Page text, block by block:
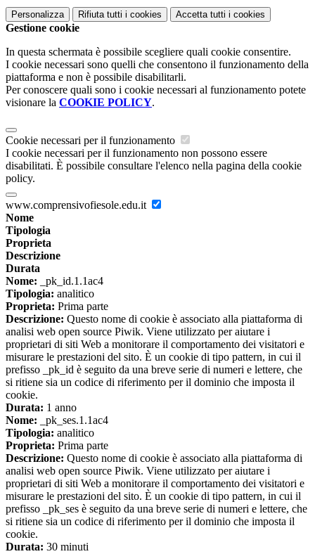
Personalizza Rifiuta tutti i cookies Accetta tutti i cookies
Gestione cookie
In questa schermata è possibile scegliere quali cookie consentire.
I cookie necessari sono quelli che consentono il funzionamento della
piattaforma e non è possibile disabilitarli.
Per conoscere quali sono i cookie necessari al funzionamento potete
visionare la COOKIE POLICY.
Cookie necessari per il funzionamento
I cookie necessari per il funzionamento non possono essere
disabilitati. È possibile consultare l'elenco nella pagina della cookie
policy.
www.comprensivofiesole.edu.it
Nome
Tipologia
Proprieta
Descrizione
Durata
Nome: _pk_id.1.1ac4
Tipologia: analitico
Proprieta: Prima parte
Descrizione: Questo nome di cookie è associato alla piattaforma di
analisi web open source Piwik. Viene utilizzato per aiutare i
proprietari di siti Web a monitorare il comportamento dei visitatori e
misurare le prestazioni del sito. È un cookie di tipo pattern, in cui il
prefisso _pk_id è seguito da una breve serie di numeri e lettere, che
si ritiene sia un codice di riferimento per il dominio che imposta il
cookie.
Durata: 1 anno
Nome: _pk_ses.1.1ac4
Tipologia: analitico
Proprieta: Prima parte
Descrizione: Questo nome di cookie è associato alla piattaforma di
analisi web open source Piwik. Viene utilizzato per aiutare i
proprietari di siti Web a monitorare il comportamento dei visitatori e
misurare le prestazioni del sito. È un cookie di tipo pattern, in cui il
prefisso _pk_ses è seguito da una breve serie di numeri e lettere, che
si ritiene sia un codice di riferimento per il dominio che imposta il
cookie.
Durata: 30 minuti